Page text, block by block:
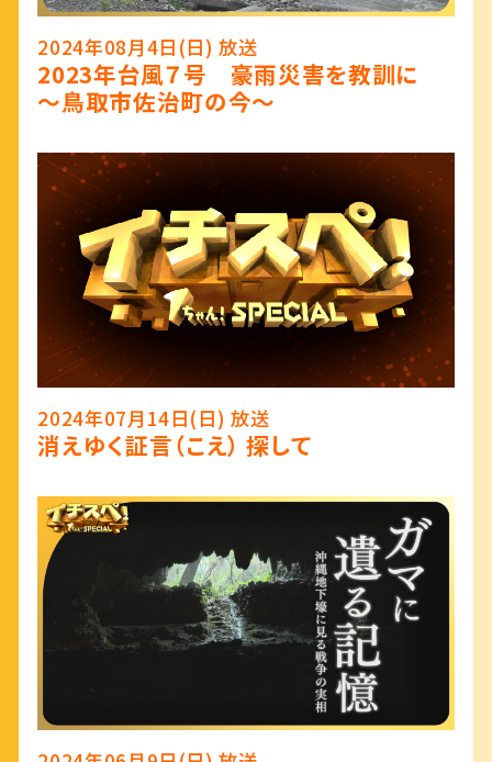
2024年08月4日(日) 放送
2023年台風７号 豪雨災害を教訓に
～鳥取市佐治町の今～
2024年07月14日(日) 放送
消えゆく証言（こえ） 探して